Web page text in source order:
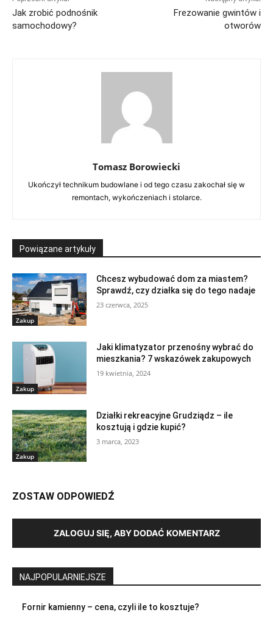
Jak zrobić podnośnik
samochodowy?
Frezowanie gwintów i
otworów
Tomasz Borowiecki
Ukończył technikum budowlane i od tego czasu zakochał się w
remontach, wykończeniach i stolarce.
Powiązane artykuły
Zakup
Chcesz wybudować dom za miastem?
Sprawdź, czy działka się do tego nadaje
23 czerwca, 2025
Zakup
Jaki klimatyzator przenośny wybrać do
mieszkania? 7 wskazówek zakupowych
19 kwietnia, 2024
Zakup
Działki rekreacyjne Grudziądz – ile
kosztują i gdzie kupić?
3 marca, 2023
ZOSTAW ODPOWIEDŹ
ZALOGUJ SIĘ, ABY DODAĆ KOMENTARZ
NAJPOPULARNIEJSZE
Fornir kamienny – cena, czyli ile to kosztuje?